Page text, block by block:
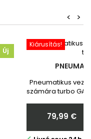
>
<
Új
Kiárusítás!
Pneumatikus
számára turbo
nekünk a
Ár
79,99 €